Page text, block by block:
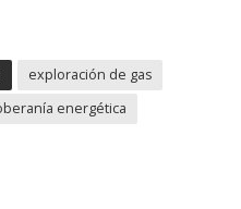
exploración de gas
energética